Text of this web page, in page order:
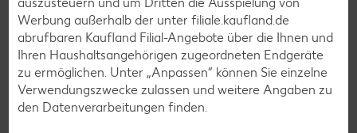
Eis-Rezepte
Pfannkuchen-Rezepte
Plätzchen-Rezepte
Werbung außerhalb der unter filiale.kaufland.de
abrufbaren Kaufland Filial-Angebote über die Ihnen und
Ihren Haushaltsangehörigen zugeordneten Endgeräte
zu ermöglichen. Unter „Anpassen“ können Sie einzelne
Verwendungszwecke zulassen und weitere Angaben zu
den Datenverarbeitungen finden.